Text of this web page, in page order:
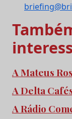
A Mateus
A Delta
A Rádio